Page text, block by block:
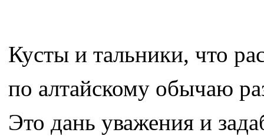
Кусты и тальники, что
по алтайскому обычаю
Это дань уважения и